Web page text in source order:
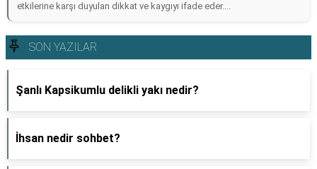
etkilerine karşı duyulan dikkat ve kaygıyı ifade eder....
SON YAZILAR
Şanlı Kapsikumlu delikli yakı nedir?
İhsan nedir sohbet?